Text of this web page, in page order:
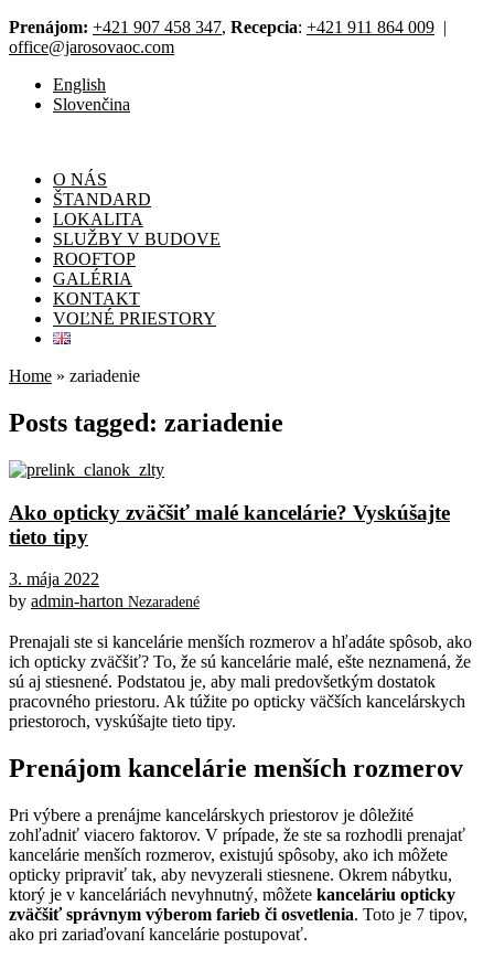
Prenájom: +421 907 458 347, Recepcia: +421 911 864 009 |
office@jarosovaoc.com
English
Slovenčina
O NÁS
ŠTANDARD
LOKALITA
SLUŽBY V BUDOVE
ROOFTOP
GALÉRIA
KONTAKT
VOĽNÉ PRIESTORY
Home » zariadenie
Posts tagged: zariadenie
Ako opticky zväčšiť malé kancelárie? Vyskúšajte
tieto tipy
3. mája 2022
by admin-harton Nezaradené
Prenajali ste si kancelárie menších rozmerov a hľadáte spôsob, ako
ich opticky zväčšiť? To, že sú kancelárie malé, ešte neznamená, že
sú aj stiesnené. Podstatou je, aby mali predovšetkým dostatok
pracovného priestoru. Ak túžite po opticky väčších kancelárskych
priestoroch, vyskúšajte tieto tipy.
Prenájom kancelárie menších rozmerov
Pri výbere a prenájme kancelárskych priestorov je dôležité
zohľadniť viacero faktorov. V prípade, že ste sa rozhodli prenajať
kancelárie menších rozmerov, existujú spôsoby, ako ich môžete
opticky pripraviť tak, aby nevyzerali stiesnene. Okrem nábytku,
ktorý je v kanceláriách nevyhnutný, môžete kanceláriu opticky
zväčšiť správnym výberom farieb či osvetlenia. Toto je 7 tipov,
ako pri zariaďovaní kancelárie postupovať.